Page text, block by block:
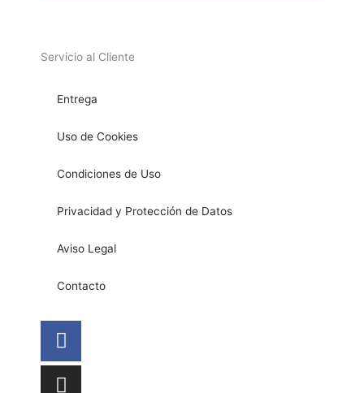
Servicio al Cliente
Entrega
Uso de Cookies
Condiciones de Uso
Privacidad y Protección de Datos
Aviso Legal
Contacto
Facebook
Instagram